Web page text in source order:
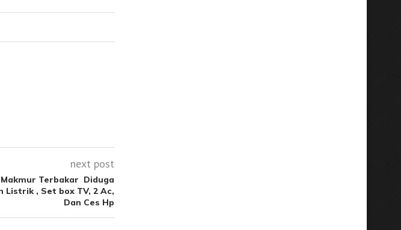
next post
Terbakar Diduga
Listrik , Set box TV, 2 Ac,
Dan Ces Hp